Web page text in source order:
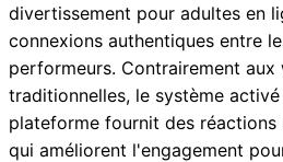
divertissement pour adultes en
connexions authentiques entre
performeurs. Contrairement aux
traditionnelles, le système
plateforme fournit des réactions
qui améliorent l'engagement